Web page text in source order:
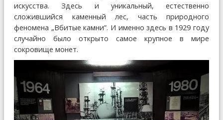
искусства. Здесь и уникальный, естественно
сложившийся каменный лес, часть природного
феномена „Вбитые камни”. И именно здесь в 1929 году
случайно было открыто самое крупное в мире
сокровище монет.